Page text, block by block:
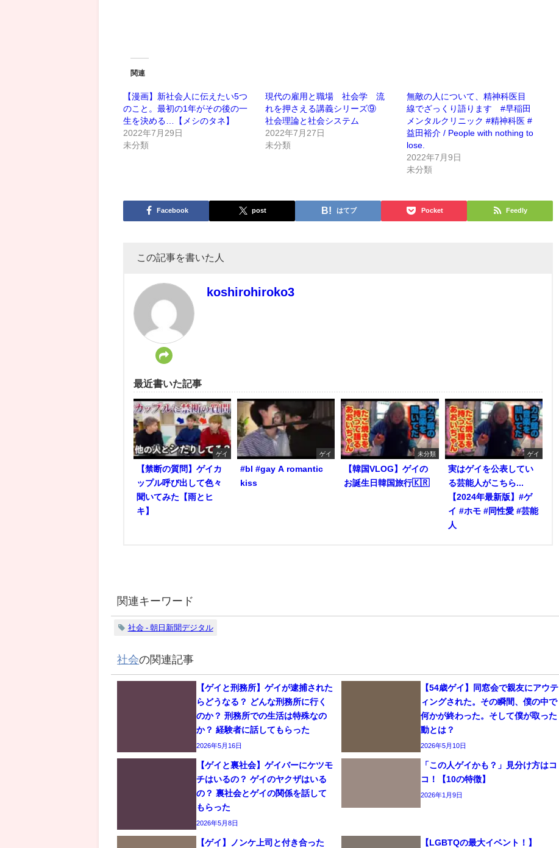
関連
【漫画】新社会人に伝えたい5つ
のこと。最初の1年がその後の一
生を決める…【メシのタネ】
2022年7月29日
未分類
現代の雇用と職場 社会学 流
れを押さえる講義シリーズ⑨
社会理論と社会システム
2022年7月27日
未分類
無敵の人について、精神科医目
線でざっくり語ります #早稲田
メンタルクリニック #精神科医 #
益田裕介 / People with nothing to
lose.
2022年7月9日
未分類
Facebook post はてブ Pocket Feedly
この記事を書いた人
koshirohiroko3
最近書いた記事
ゲイ
【禁断の質問】ゲイカ
ップル呼び出して色々
聞いてみた【雨とヒ
キ】
ゲイ
#bl #gay A romantic
kiss
未分類
【韓国VLOG】ゲイの
お誕生日韓国旅行🇰🇷
ゲイ
実はゲイを公表してい
る芸能人がこちら...
【2024年最新版】#ゲ
イ #ホモ #同性愛 #芸能
人
関連キーワード
社会 - 朝日新聞デジタル
社会の関連記事
【ゲイと刑務所】ゲイが逮捕された
らどうなる？ どんな刑務所に行く
のか？ 刑務所での生活は特殊なの
か？ 経験者に話してもらった
2026年5月16日
【54歳ゲイ】同窓会で親友にアウテ
ィングされた。その瞬間、僕の中で
何かが終わった。そして僕が取った
動とは？
2026年5月10日
【ゲイと裏社会】ゲイバーにケツモ
チはいるの？ ゲイのヤクザはいる
の？ 裏社会とゲイの関係を話して
もらった
2026年5月8日
「この人ゲイかも？」見分け方はコ
コ！【10の特徴】
2026年1月9日
【ゲイ】ノンケ上司と付き合った
【LGBTQの最大イベント！】